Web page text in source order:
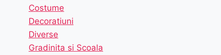
Costume
Decoratiuni
Diverse
Gradinita si Scoala